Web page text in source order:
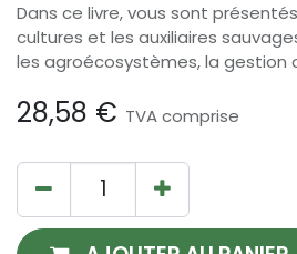
Dans ce livre, vous sont
cultures et les auxiliaires
les agroécosystèmes, la gestion
28,58 € TVA comprise